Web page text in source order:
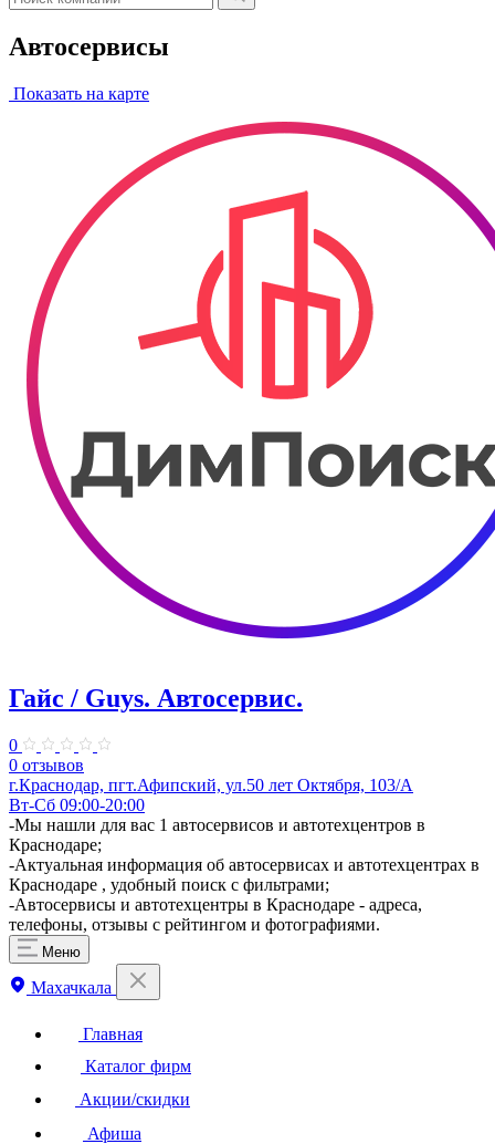
Автосервисы
Показать на карте
Гайс / Guys. Автосервис.
0
0 отзывов
г.Краснодар, пгт.Афипский, ул.50 лет Октября, 103/А
Вт-Сб 09:00-20:00
-Мы нашли для вас 1 автосервисов и автотехцентров в
Краснодаре;
-Актуальная информация об автосервисах и автотехцентрах в
Краснодаре , удобный поиск с фильтрами;
-Автосервисы и автотехцентры в Краснодаре - адреса,
телефоны, отзывы с рейтингом и фотографиями.
Меню
Махачкала
Главная
Каталог фирм
Акции/скидки
Афиша